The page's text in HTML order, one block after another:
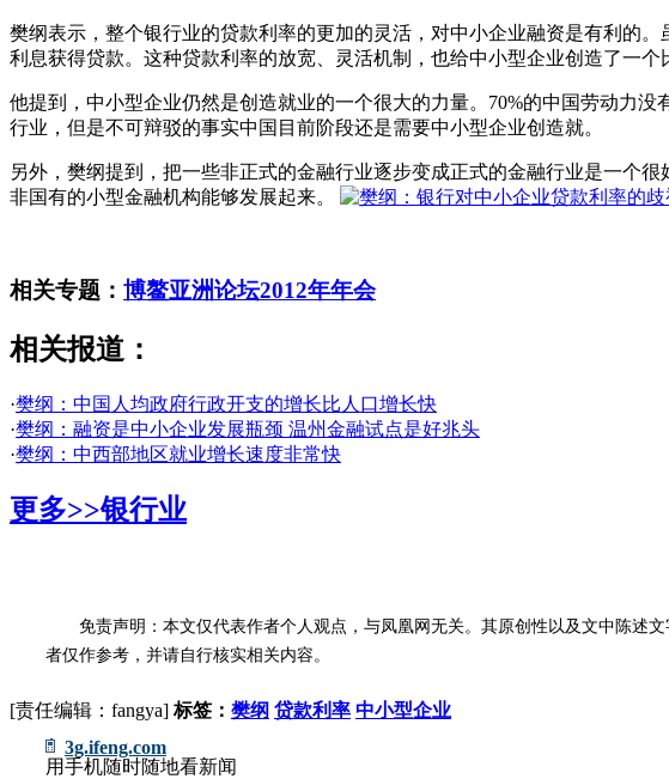
樊纲表示，整个银行业的贷款利率的更加的灵活，对中小企业融资是有利的
利息获得贷款。这种贷款利率的放宽、灵活机制，也给中小型企业创造了一个
他提到，中小型企业仍然是创造就业的一个很大的力量。70%的中国劳动力
行业，但是不可辩驳的事实中国目前阶段还是需要中小型企业创造就。
另外，樊纲提到，把一些非正式的金融行业逐步变成正式的金融行业是一个
非国有的小型金融机构能够发展起来。
相关专题： 博鳌亚洲论坛2012年年会
相关报道：
·樊纲：中国人均政府行政开支的增长比人口增长快
·樊纲：融资是中小企业发展瓶颈 温州金融试点是好兆头
·樊纲：中西部地区就业增长速度非常快
更多>>银行业
免责声明：本文仅代表作者个人观点，与凤凰网无关。其原创性以及文中陈述
者仅作参考，并请自行核实相关内容。
[责任编辑：fangya] 标签： 樊纲 贷款利率 中小型企业
3g.ifeng.com
用手机随时随地看新闻